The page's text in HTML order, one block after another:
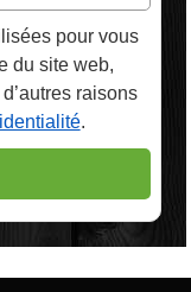
pour vous
du site web,
raisons
.